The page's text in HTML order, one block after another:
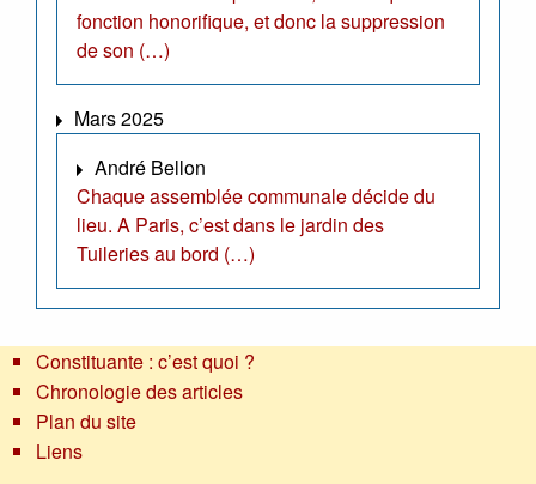
fonction honorifique, et donc la suppression
de son (…)
Mars 2025
André Bellon
Chaque assemblée communale décide du
lieu. A Paris, c’est dans le jardin des
Tuileries au bord (…)
Constituante : c’est quoi ?
Chronologie des articles
Plan du site
Liens